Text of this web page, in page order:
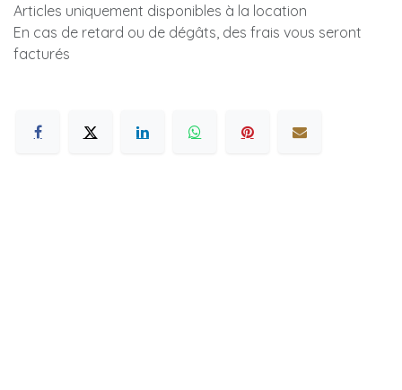
Articles uniquement disponibles à la location
En cas de retard ou de dégâts, des frais vous seront
facturés